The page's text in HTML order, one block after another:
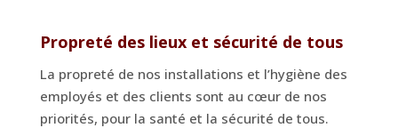
Propreté des lieux et sécurité de tous
La propreté de nos installations et l’hygiène des
employés et des clients sont au cœur de nos
priorités, pour la santé et la sécurité de tous.